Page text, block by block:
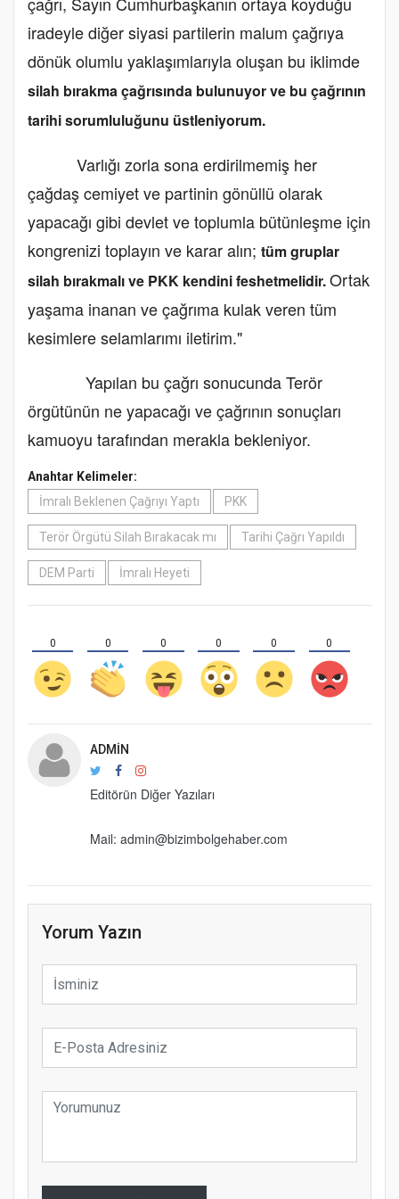
iradeyle diğer siyasi partilerin malum çağrıya
dönük olumlu yaklaşımlarıyla oluşan bu iklimde
silah bırakma çağrısında bulunuyor ve bu çağrının
tarihi sorumluluğunu üstleniyorum.
Varlığı zorla sona erdirilmemiş her
çağdaş cemiyet ve partinin gönüllü olarak
yapacağı gibi devlet ve toplumla bütünleşme için
kongrenizi toplayın ve karar alın; tüm gruplar
silah bırakmalı ve PKK kendini feshetmelidir.Ortak
yaşama inanan ve çağrıma kulak veren tüm
kesimlere selamlarımı iletirim."
Yapılan bu çağrı sonucunda Terör
örgütünün ne yapacağı ve çağrının sonuçları
kamuoyu tarafından merakla bekleniyor.
Anahtar Kelimeler:
İmralı Beklenen Çağrıyı Yaptı
PKK
Terör Örgütü Silah Bırakacak mı Tarihi Çağrı Yapıldı
DEM Parti İmralı Heyeti
0 0 0 0 0 0
ADMIN
Editörün Diğer Yazıları
Mail: admin@bizimbolgehaber.com
Yorum Yazın